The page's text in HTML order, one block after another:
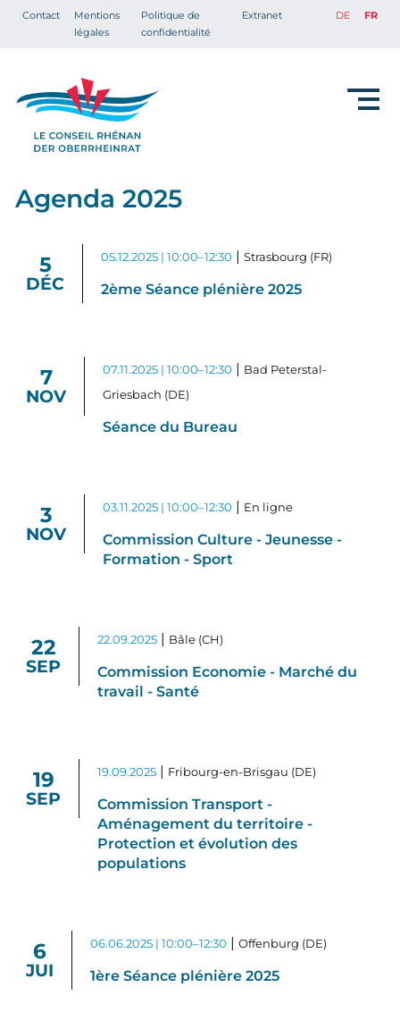
Contact
Mentions
légales
Politique de
confidentialité
Extranet DE FR
Agenda 2025
5
DÉC
05.12.2025 | 10:00–12:30 |Strasbourg (FR)
2ème Séance plénière 2025
7
NOV
07.11.2025 | 10:00–12:30 | Bad Peterstal-
Griesbach (DE)
Séance du Bureau
3
NOV
03.11.2025 | 10:00–12:30 | En ligne
Commission Culture - Jeunesse -
Formation - Sport
22
SEP
22.09.2025 | Bâle (CH)
Commission Economie - Marché du
travail - Santé
19
SEP
19.09.2025 | Fribourg-en-Brisgau (DE)
Commission Transport -
Aménagement du territoire -
Protection et évolution des
populations
6
JUI
06.06.2025 | 10:00–12:30 |Offenburg (DE)
1ère Séance plénière 2025